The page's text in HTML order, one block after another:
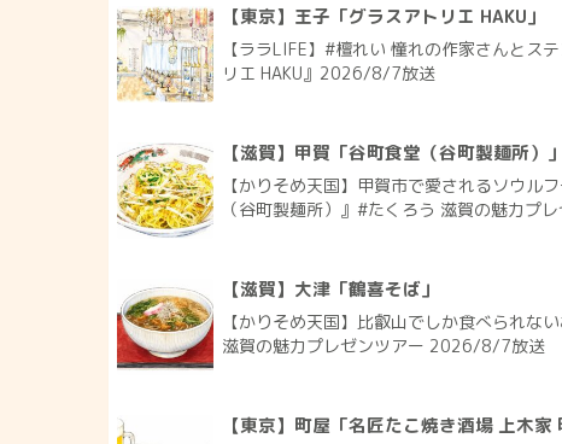
【東京】王子「グラスアトリエ HAKU」
【ララLIFE】#檀れい 憧れの作家さんとス
リエ HAKU』2026/8/7放送
【滋賀】甲賀「谷町食堂（谷町製麺所）」
【かりそめ天国】甲賀市で愛されるソウル
（谷町製麺所）』#たくろう 滋賀の魅力
【滋賀】大津「鶴喜そば」
【かりそめ天国】比叡山でしか食べられな
滋賀の魅力プレゼンツアー 2026/8/7放送
【東京】町屋「名匠たこ焼き酒場 上木家